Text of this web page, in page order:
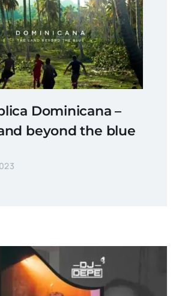
Dominicana –
beyond the blue